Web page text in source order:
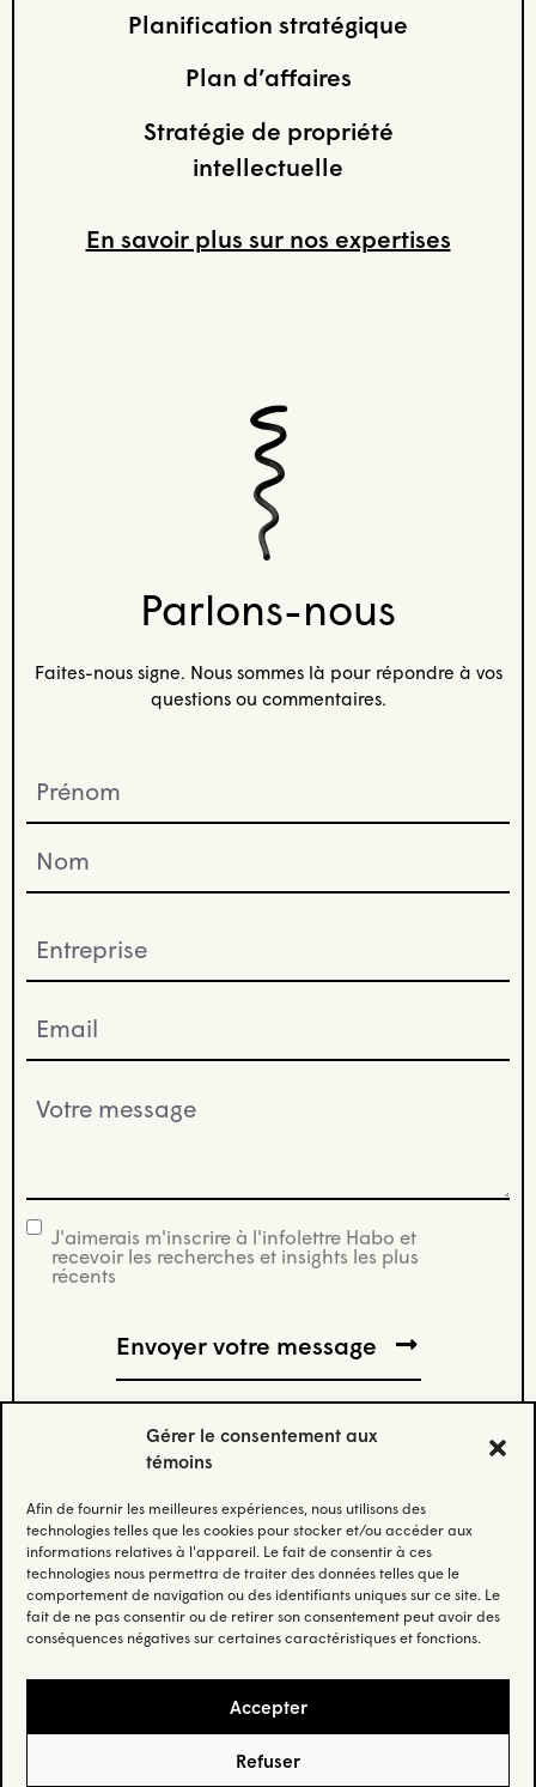
Gérer le consentement aux
témoins
Afin de fournir les meilleures expériences, nous utilisons des
technologies telles que les cookies pour stocker et/ou accéder aux
informations relatives à l'appareil. Le fait de consentir à ces
technologies nous permettra de traiter des données telles que le
comportement de navigation ou des identifiants uniques sur ce site. Le
fait de ne pas consentir ou de retirer son consentement peut avoir des
conséquences négatives sur certaines caractéristiques et fonctions.
Accepter
Refuser
Planification stratégique
Plan d’affaires
Stratégie de propriété
intellectuelle
En savoir plus sur nos expertises
Parlons-nous
Faites-nous signe. Nous sommes là pour répondre à vos
questions ou commentaires.
(Nécessaire)
(Nécessaire)
message
infolettre
J'aimerais m'inscrire à l'infolettre Habo et
recevoir les recherches et insights les plus
récents
Abonnez-vous à notre infolettre.
Restez à jour et recevez nos données et nos insights les
plus récents.